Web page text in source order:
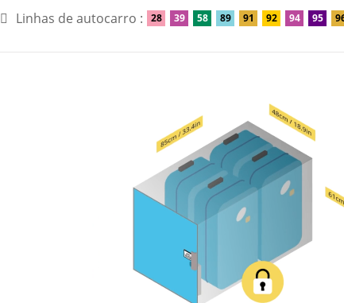
Linhas de autocarro : 28 39 58 89 91 92 94 95